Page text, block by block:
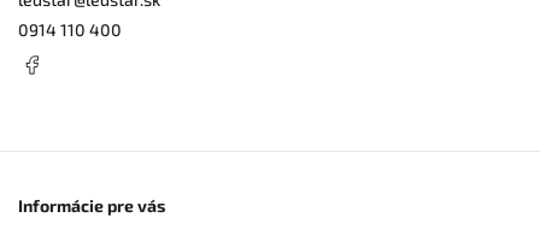
0914 110 400
Informácie pre vás